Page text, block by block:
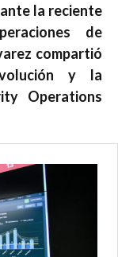
la reciente
de
compartió
y la
Operations